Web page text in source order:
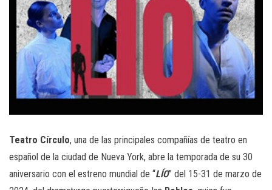
Teatro Círculo, una de las principales compañías de teatro en
español de la ciudad de Nueva York, abre la temporada de su 30
aniversario con el estreno mundial de “LÍO” del 15-31 de marzo de